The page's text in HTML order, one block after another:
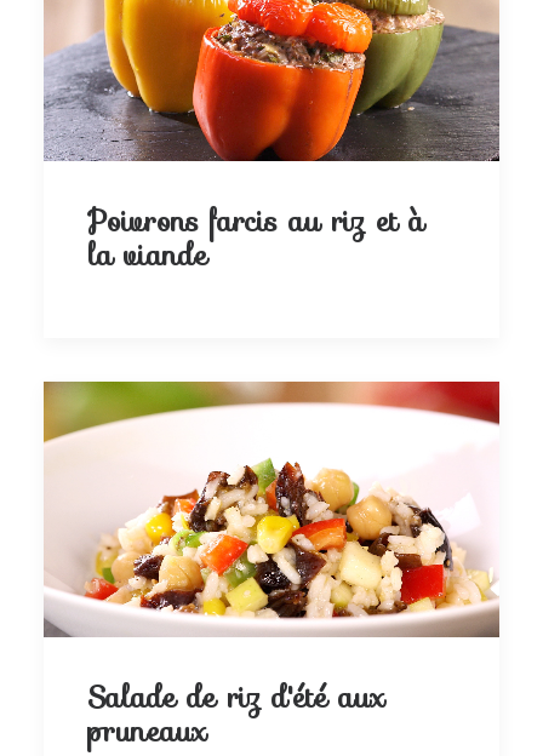
Poivrons farcis au riz et à
la viande
Salade de riz d'été aux
pruneaux